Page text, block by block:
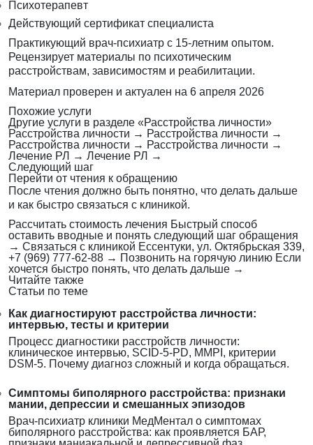
Психотерапевт
Действующий сертификат специалиста
Практикующий врач-психиатр с 15-летним опытом.
Рецензирует материалы по психотическим
расстройствам, зависимостям и реабилитации.
Материал проверен и актуален на 6 апреля 2026
Похожие услуги
Другие услуги в разделе «Расстройства личности»
Расстройства личности → Расстройства личности →
Расстройства личности → Расстройства личности →
Лечение РЛ → Лечение РЛ →
Следующий шаг
Перейти от чтения к обращению
После чтения должно быть понятно, что делать дальше
и как быстро связаться с клиникой.
Рассчитать стоимость лечения Быстрый способ
оставить вводные и понять следующий шаг обращения
→ Связаться с клиникой Ессентуки, ул. Октябрьская 339,
+7 (969) 777-62-88 → Позвонить на горячую линию Если
хочется быстро понять, что делать дальше →
Читайте также
Статьи по теме
Как диагностируют расстройства личности:
интервью, тесты и критерии
Процесс диагностики расстройств личности:
клиническое интервью, SCID-5-PD, MMPI, критерии
DSM-5. Почему диагноз сложный и когда обращаться.
Симптомы биполярного расстройства: признаки
мании, депрессии и смешанных эпизодов
Врач-психиатр клиники МедМентал о симптомах
биполярного расстройства: как проявляется БАР,